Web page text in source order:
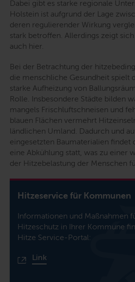
Dabei gibt es starke regionale
Holstein ist aufgrund der Lage
deren regulierender Wirkung
stark betroffen. Allerdings zeigt
auch hier.
Bei der Betrachtung der
die menschliche Gesundheit spielt
starke Aufheizung von
Rolle. Insbesondere Städte bilden
mangels Frischluftschneisen und
blauen Flächen vermehrt
ländlichen Umland. Dadurch und
eingesetzten Baumaterialien findet
eine Abkühlung statt, was zu einer
der Hitzebelastung der Menschen
Hitzeservice für Kommunen
Informationen und Maßnahmen
Hitzeschutz in Ihrer Kommune
Hitze Service-Portal:
Link